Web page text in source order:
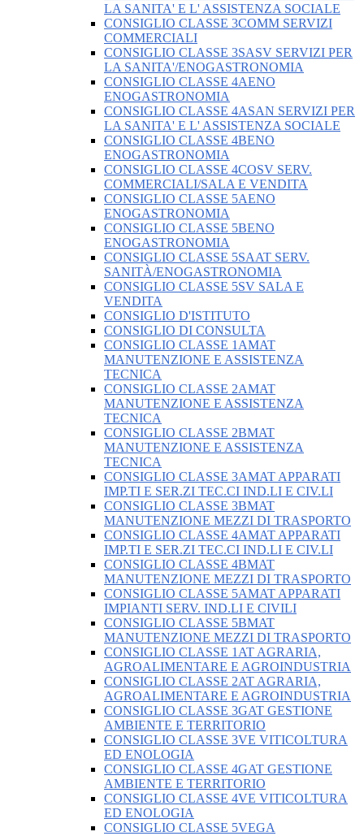
LA SANITA' E L' ASSISTENZA SOCIALE
CONSIGLIO CLASSE 3COMM SERVIZI
COMMERCIALI
CONSIGLIO CLASSE 3SASV SERVIZI PER
LA SANITA'/ENOGASTRONOMIA
CONSIGLIO CLASSE 4AENO
ENOGASTRONOMIA
CONSIGLIO CLASSE 4ASAN SERVIZI PER
LA SANITA' E L' ASSISTENZA SOCIALE
CONSIGLIO CLASSE 4BENO
ENOGASTRONOMIA
CONSIGLIO CLASSE 4COSV SERV.
COMMERCIALI/SALA E VENDITA
CONSIGLIO CLASSE 5AENO
ENOGASTRONOMIA
CONSIGLIO CLASSE 5BENO
ENOGASTRONOMIA
CONSIGLIO CLASSE 5SAAT SERV.
SANITÀ/ENOGASTRONOMIA
CONSIGLIO CLASSE 5SV SALA E
VENDITA
CONSIGLIO D'ISTITUTO
CONSIGLIO DI CONSULTA
CONSIGLIO CLASSE 1AMAT
MANUTENZIONE E ASSISTENZA
TECNICA
CONSIGLIO CLASSE 2AMAT
MANUTENZIONE E ASSISTENZA
TECNICA
CONSIGLIO CLASSE 2BMAT
MANUTENZIONE E ASSISTENZA
TECNICA
CONSIGLIO CLASSE 3AMAT APPARATI
IMP.TI E SER.ZI TEC.CI IND.LI E CIV.LI
CONSIGLIO CLASSE 3BMAT
MANUTENZIONE MEZZI DI TRASPORTO
CONSIGLIO CLASSE 4AMAT APPARATI
IMP.TI E SER.ZI TEC.CI IND.LI E CIV.LI
CONSIGLIO CLASSE 4BMAT
MANUTENZIONE MEZZI DI TRASPORTO
CONSIGLIO CLASSE 5AMAT APPARATI
IMPIANTI SERV. IND.LI E CIVILI
CONSIGLIO CLASSE 5BMAT
MANUTENZIONE MEZZI DI TRASPORTO
CONSIGLIO CLASSE 1AT AGRARIA,
AGROALIMENTARE E AGROINDUSTRIA
CONSIGLIO CLASSE 2AT AGRARIA,
AGROALIMENTARE E AGROINDUSTRIA
CONSIGLIO CLASSE 3GAT GESTIONE
AMBIENTE E TERRITORIO
CONSIGLIO CLASSE 3VE VITICOLTURA
ED ENOLOGIA
CONSIGLIO CLASSE 4GAT GESTIONE
AMBIENTE E TERRITORIO
CONSIGLIO CLASSE 4VE VITICOLTURA
ED ENOLOGIA
CONSIGLIO CLASSE 5VEGA